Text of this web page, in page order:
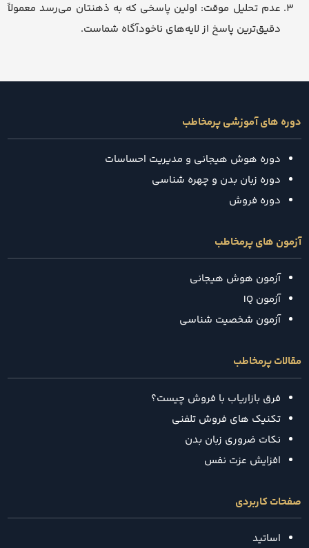
عدم تحلیل موقت: اولین پاسخی که به ذهنتان می‌رسد معمولاً
دقیق‌ترین پاسخ از لایه‌های ناخودآگاه شماست.
دوره های آموزشی پرمخاطب
دوره هوش هیجانی و مدیریت احساسات
دوره زبان بدن و چهره شناسی
دوره فروش
آزمون های پرمخاطب
آزمون هوش هیجانی
آزمون IQ
آزمون شخصیت شناسی
مقالات پرمخاطب
فرق بازاریاب با فروش چیست؟
تکنیک‌ های فروش تلفنی
نکات ضروری زبان بدن
افزایش عزت نفس
صفحات کاربردی
اساتید